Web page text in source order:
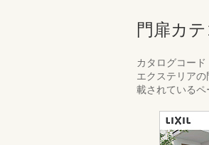
門扉カ
カタログコー
エクステリア
載されているペ